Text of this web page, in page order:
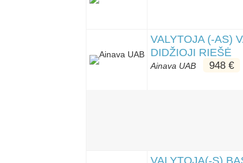
VALYTOJA (-AS)
DIDŽIOJI RIEŠĖ
Ainava UAB 948 €
VALYTOJA(-S)